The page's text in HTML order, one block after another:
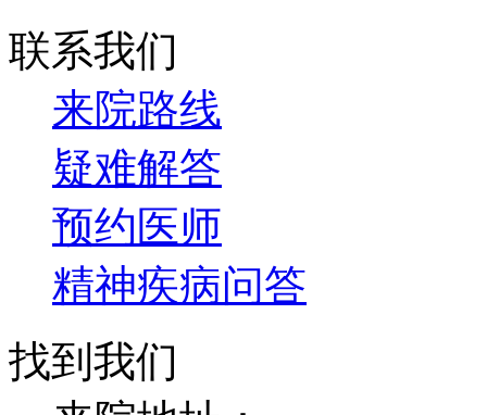
联系我们
来院路线
疑难解答
预约医师
精神疾病问答
找到我们